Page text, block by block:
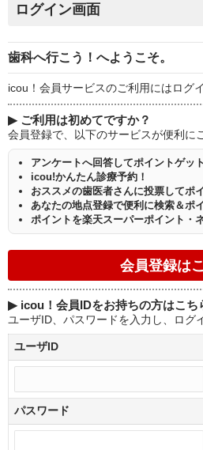
ログイン画面
歯科へ行こう！へようこそ。
icou！会員サービスのご利用にはログ
▶ ご利用は初めてですか？
会員登録で、以下のサービスが便利に
アンケートへ回答してポイントゲッ
icou!かんたん診療予約！
おススメの歯医者さんに投票してポ
あなたの地点登録で便利に検索＆ポ
ポイントを楽天スーパーポイント・
▶ icou！会員IDをお持ちの方はこち
ユーザID、パスワードを入力し、ログ
ユーザID
パスワード